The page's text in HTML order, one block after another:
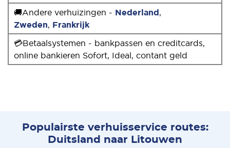
🚚Andere verhuizingen - Nederland,
Zweden, Frankrijk
💳Betaalsystemen - bankpassen en creditcards,
online bankieren Sofort, Ideal, contant geld
Populairste verhuisservice routes:
Duitsland naar Litouwen